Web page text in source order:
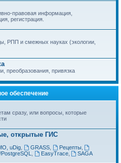
правовая информация,
регистрация.
РПП и смежных науках (экологии,
преобразования, привязка
обеспечение
сразу, или вопросы, которые
открытые ГИС
uDig, GRASS, Рецепты,
EasyTrace,
SAGA